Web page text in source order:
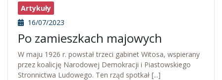
Artykuły
16/07/2023
Po zamieszkach majowych
W maju 1926 r. powstał trzeci gabinet Witosa, wspierany
przez koalicję Narodowej Demokracji i Piastowskiego
Stronnictwa Ludowego. Ten rząd spotkał [...]